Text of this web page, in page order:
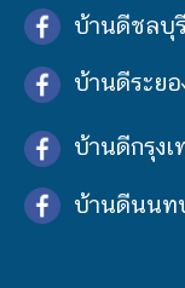
บ้านดีชลบุรี
บ้านดีระยอ
บ้านดีกรุงเ
บ้านดีนนท